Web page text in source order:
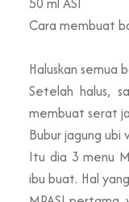
Cara membuat
Haluskan semua
Setelah halus,
membuat serat
Bubur jagung ubi
Itu dia 3 menu
ibu buat. Hal